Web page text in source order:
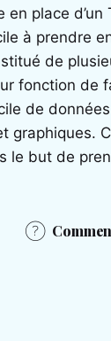
place
à prendre
de
fonction de
de
graphiques.
le but de